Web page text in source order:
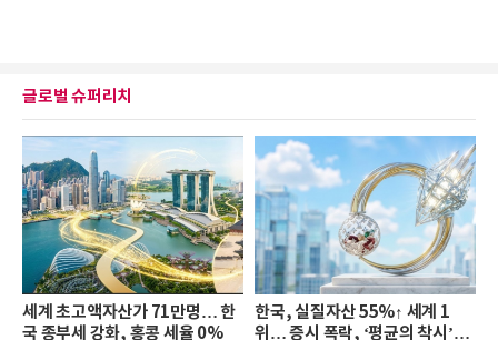
글로벌 슈퍼리치
세계 초고액자산가 71만명… 한
국 종부세 강화, 홍콩 세율 0%
한국, 실질자산 55%↑ 세계 1
위… 증시 폭락, ‘평균의 착시’와